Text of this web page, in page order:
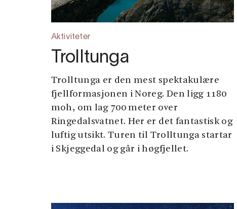
Aktiviteter
Trolltunga
Trolltunga er den mest spektakulære
fjellformasjonen i Noreg. Den ligg 1180
moh, om lag 700 meter over
Ringedalsvatnet. Her er det fantastisk og
luftig utsikt. Turen til Trolltunga startar
i Skjeggedal og går i høgfjellet.